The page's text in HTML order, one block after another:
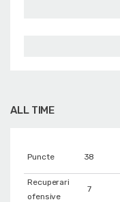
ALL TIME
Puncte 38
Recuperari
ofensive
7